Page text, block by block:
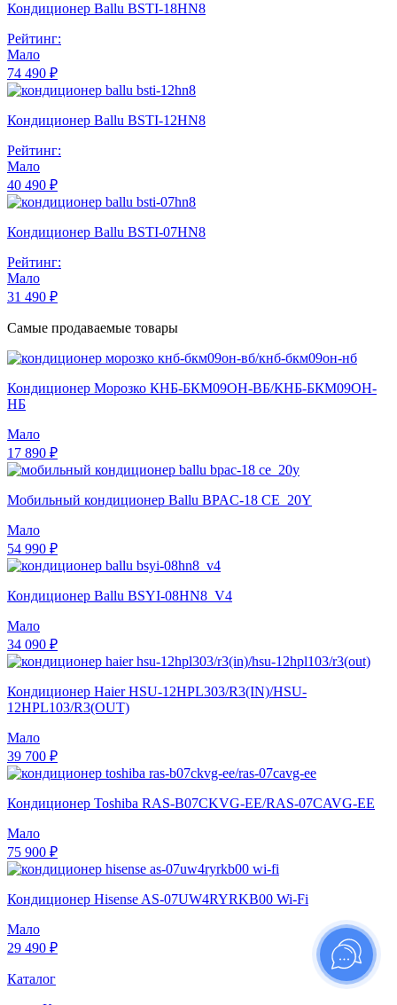
Кондиционер Ballu BSTI-18HN8
Рейтинг:
Мало
74 490 ₽
Кондиционер Ballu BSTI-12HN8
Рейтинг:
Мало
40 490 ₽
Кондиционер Ballu BSTI-07HN8
Рейтинг:
Мало
31 490 ₽
Самые продаваемые товары
Кондиционер Морозко КНБ-БКМ09ОН-ВБ/КНБ-БКМ09ОН-
НБ
Мало
17 890 ₽
Мобильный кондиционер Ballu BPAC-18 CE_20Y
Мало
54 990 ₽
Кондиционер Ballu BSYI-08HN8_V4
Мало
34 090 ₽
Кондиционер Haier HSU-12HPL303/R3(IN)/HSU-
12HPL103/R3(OUT)
Мало
39 700 ₽
Кондиционер Toshiba RAS-B07CKVG-EE/RAS-07CAVG-EE
Мало
75 900 ₽
Кондиционер Hisense AS-07UW4RYRKB00 Wi-Fi
Мало
29 490 ₽
Каталог